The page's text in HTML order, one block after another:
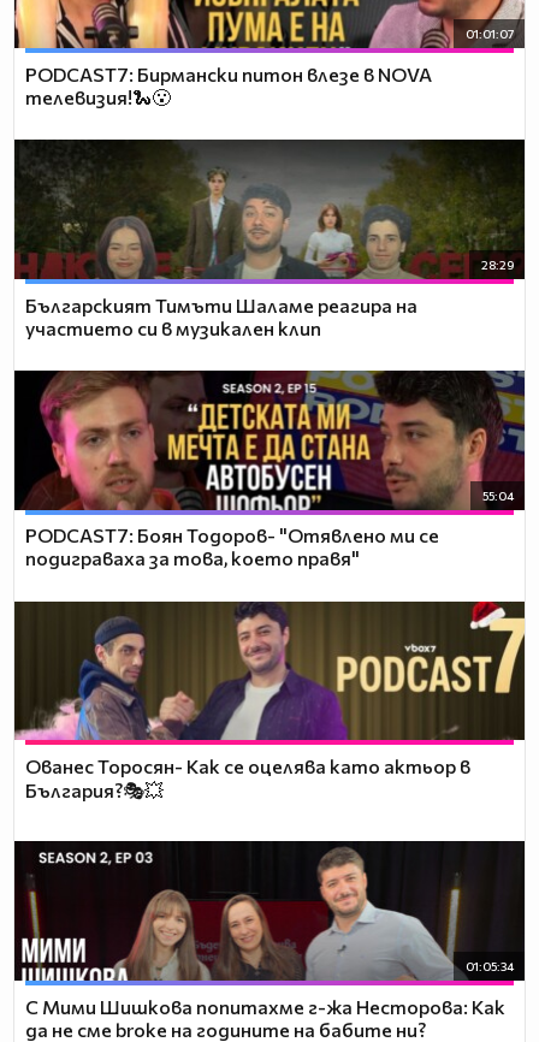
01:01:07
PODCAST7: Бирмански питон влезе в NOVA
телевизия!🐍😮
28:29
Българският Тимъти Шаламе реагира на
участието си в музикален клип
55:04
PODCAST7: ‪Боян Тодоров- "Отявлено ми се
подиграваха за това, което правя"
Ованес Торосян- Как се оцелява като актьор в
България?🎭💥
01:05:34
С Мими Шишкова попитахме г-жа Несторова: Как
да не сме broke на годините на бабите ни?